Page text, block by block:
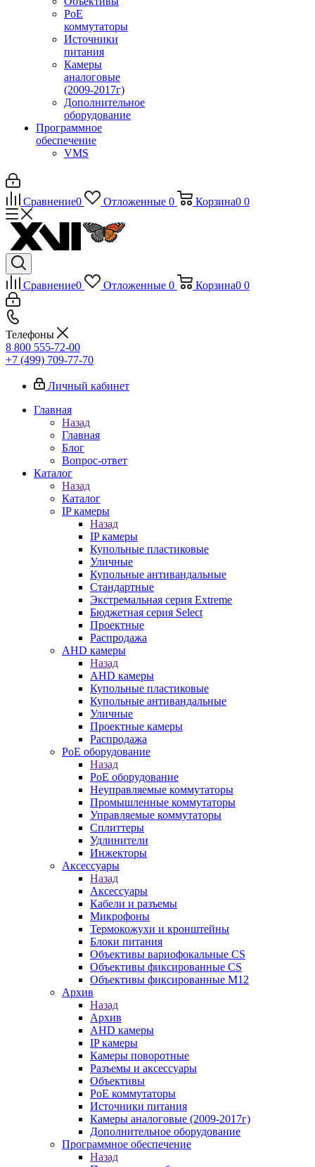
PoE
коммутаторы
Источники
питания
Камеры
аналоговые
(2009-2017г)
Дополнительное
оборудование
Программное
обеспечение
VMS
Сравнение0 Отложенные 0 Корзина0 0
Сравнение0 Отложенные 0 Корзина0 0
Телефоны
8 800 555-72-00
+7 (499) 709-77-70
Личный кабинет
Главная
Назад
Главная
Блог
Вопрос-ответ
Каталог
Назад
Каталог
IP камеры
Назад
IP камеры
Купольные пластиковые
Уличные
Купольные антивандальные
Стандартные
Экстремальная серия Extreme
Бюджетная серия Select
Проектные
Распродажа
AHD камеры
Назад
AHD камеры
Купольные пластиковые
Купольные антивандальные
Уличные
Проектные камеры
Распродажа
PoE оборудование
Назад
PoE оборудование
Неуправляемые коммутаторы
Промышленные коммутаторы
Управляемые коммутаторы
Сплиттеры
Удлинители
Инжекторы
Аксессуары
Назад
Аксессуары
Кабели и разъемы
Микрофоны
Термокожухи и кронштейны
Блоки питания
Объективы вариофокальные CS
Объективы фиксированные CS
Объективы фиксированные М12
Архив
Назад
Архив
AHD камеры
IP камеры
Камеры поворотные
Разъемы и аксессуары
Объективы
PoE коммутаторы
Источники питания
Камеры аналоговые (2009-2017г)
Дополнительное оборудование
Программное обеспечение
Назад